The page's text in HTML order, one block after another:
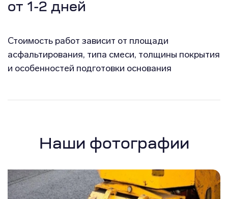
от 1-2 дней
Стоимость работ зависит от площади
асфальтирования, типа смеси, толщины покрытия
и особенностей подготовки основания
Наши фотографии